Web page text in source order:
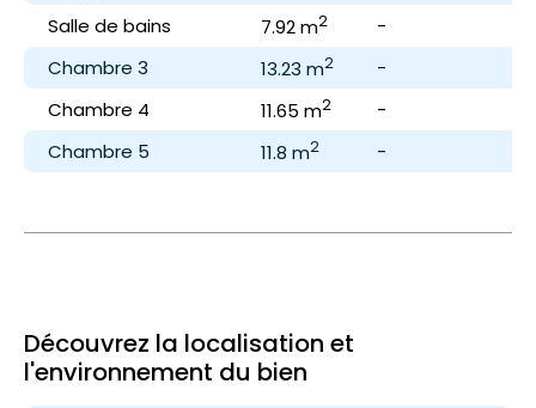
Salle de bains
7.92 m2 -
Chambre 3
13.23 m2 -
Chambre 4
11.65 m2 -
Chambre 5
11.8 m2 -
Découvrez la localisation et
l'environnement du bien